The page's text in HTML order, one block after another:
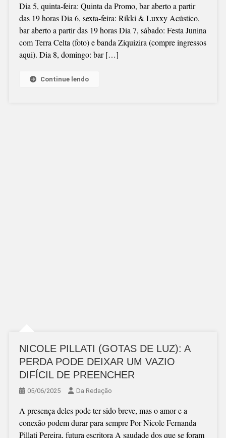
Dia 5, quinta-feira: Quinta da Promo, bar aberto a partir
das 19 horas Dia 6, sexta-feira: Rikki & Luxxy Acústico,
bar aberto a partir das 19 horas Dia 7, sábado: Festa Junina
com Terra Celta (foto) e banda Ziquizira (compre ingressos
aqui). Dia 8, domingo: bar […]
Continue lendo
NICOLE PILLATI (GOTAS DE LUZ): A
PERDA PODE DEIXAR UM VAZIO
DIFÍCIL DE PREENCHER
05/06/2025 Da Redação
A presença deles pode ter sido breve, mas o amor e a
conexão podem durar para sempre Por Nicole Fernanda
Pillati Pereira, futura escritora A saudade dos que se foram